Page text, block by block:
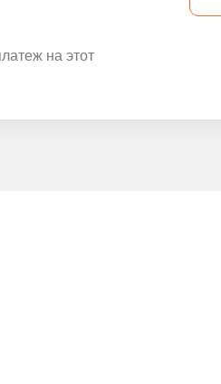
на этот